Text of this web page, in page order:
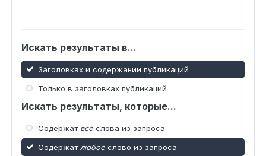
Искать результаты в...
Заголовках и содержании публикаций
Только в заголовках публикаций
Искать результаты, которые...
Содержат все слова из запроса
Содержат любое слово из запроса